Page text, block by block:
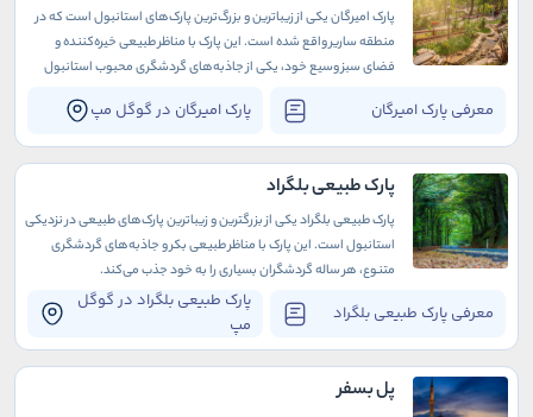
معرفی پارک امیرگان پارک امیرگان در گوگل مپ
پارک امیرگان یکی از زیباترین و بزرگ‌ترین پارک‌های استانبول است که در
منطقه ساریر واقع شده است. این پارک با مناظر طبیعی خیره‌کننده و
فضای سبز وسیع خود، یکی از جاذبه‌های گردشگری محبوب استانبول
پارک طبیعی بلگراد
معرفی پارک طبیعی بلگراد
پارک طبیعی بلگراد در گوگل
مپ
پارک طبیعی بلگراد یکی از بزرگترین و زیباترین پارک‌های طبیعی در نزدیکی
استانبول است. این پارک با مناظر طبیعی بکر و جاذبه‌های گردشگری
متنوع، هر ساله گردشگران بسیاری را به خود جذب می‌کند.
پل بسفر